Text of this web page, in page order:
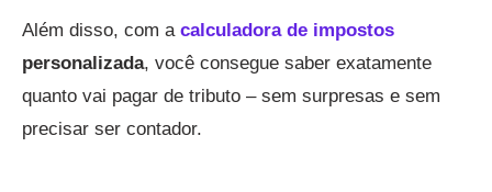
Além disso, com a calculadora de impostos
personalizada, você consegue saber exatamente
quanto vai pagar de tributo – sem surpresas e sem
precisar ser contador.